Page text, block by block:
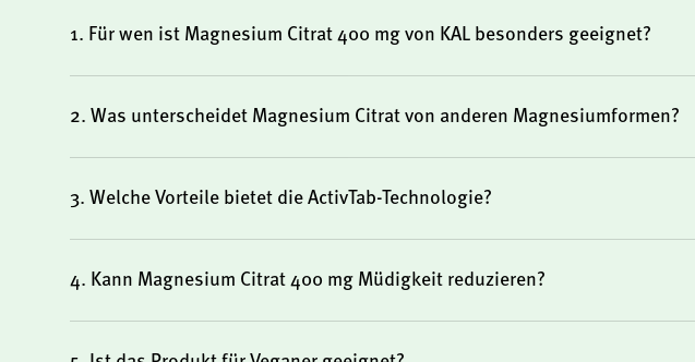
Magnesium Citrat 400 mg von KAL ist eine organische Magnesiumquelle, die sich
durch hohe Reinheit und gute Verträglichkeit auszeichnet. Die ActivTab-Technologie
laborgeprüft und frei von künstlichen Zusatzstoffen.
1. Für wen ist Magnesium Citrat 400 mg von KAL besonders geeignet?
2. Was unterscheidet Magnesium Citrat von anderen Magnesiumformen?
3. Welche Vorteile bietet die ActivTab-Technologie?
4. Kann Magnesium Citrat 400 mg Müdigkeit reduzieren?